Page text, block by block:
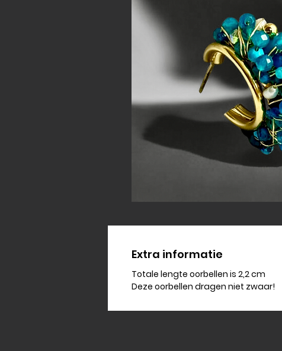
Extra informatie
Totale lengte oorbellen is 2,2 cm
Deze oorbellen dragen niet zwaar!